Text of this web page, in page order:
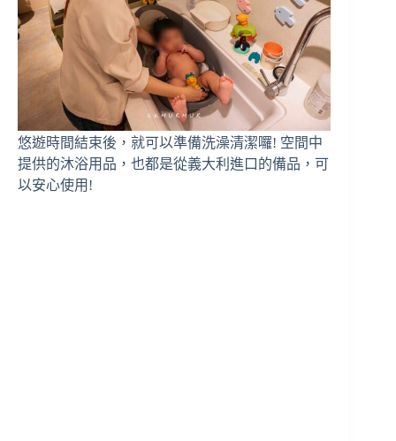
悠遊時間結束後，就可以準備洗澡清潔囉! 空間中
提供的沐浴用品，也都是從義大利進口的備品，可
以安心使用!